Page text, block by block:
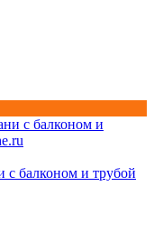
с балконом и трубой